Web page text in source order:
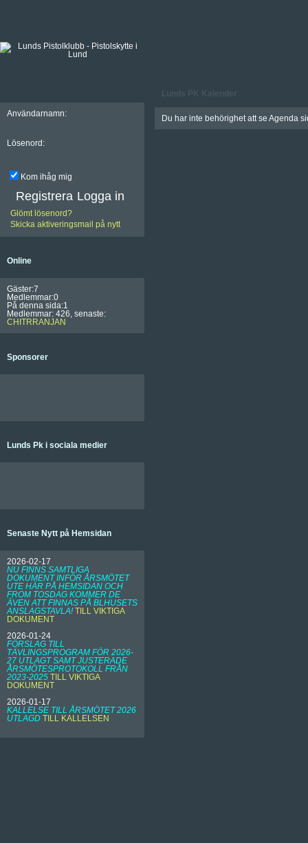
Användarnamn:
Lösenord:
Kom ihåg mig
Registrera
Glömt lösenord?
Skicka aktiveringsmail på nytt
Online
Gäster:7
Medlemmar:0
På denna sida:1
Medlemmar: 426, senaste:
CHITRRANJAN
Sponsorer
Lunds Pk i sociala medier
Senaste Nytt på Hemsidan
2026-02-17
NU FINNS SAMTLIGA
DOKUMENT INFÖR ÅRSMÖTET
UTE HÄR PÅ HEMSIDAN OCH
FROM TOSDAG KOMMER DE
ÄVEN ATT FINNAS PÅ BLHUSETS
ANSLAGSTAVLA! TILL VIKTIGA
DOKUMENT
2026-01-24
FÖRSLAG TILL
TÄVLINGSPROGRAM FÖR 2026-
27 UTLAGT SAMT JUSTERADE
ÅRSMÖTESPROTOKOLL FRÅN
2023-2025 TILL VIKTIGA
DOKUMENT
2026-01-17
KALLELSE TILL ÅRSMÖTET 2026
UTLAGD TILL KALLELSEN
Du har inte behörighet att se Agenda